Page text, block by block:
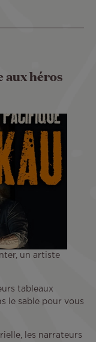
aux héros
un artiste
tableaux
le sable pour vous
les narrateurs